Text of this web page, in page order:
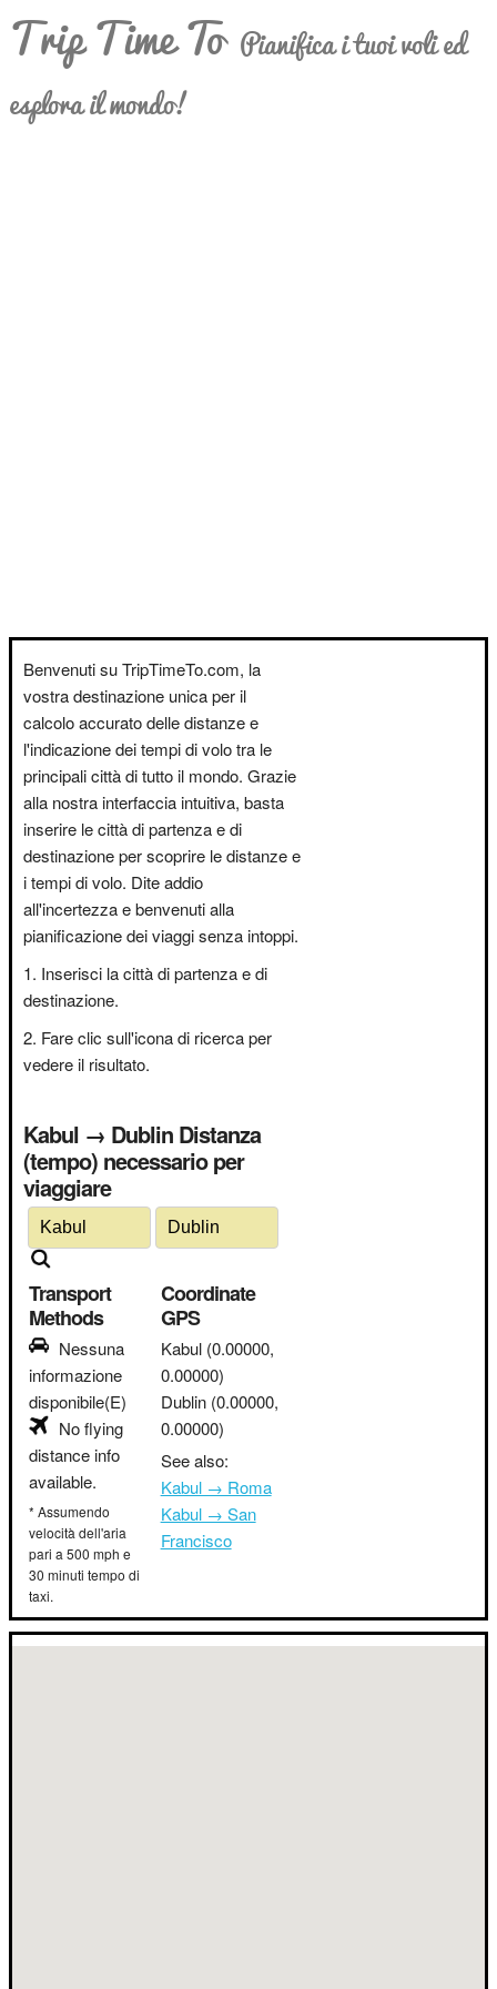
Trip Time To Pianifica i tuoi voli ed
esplora il mondo!
Benvenuti su TripTimeTo.com, la
vostra destinazione unica per il
calcolo accurato delle distanze e
l'indicazione dei tempi di volo tra le
principali città di tutto il mondo. Grazie
alla nostra interfaccia intuitiva, basta
inserire le città di partenza e di
destinazione per scoprire le distanze e
i tempi di volo. Dite addio
all'incertezza e benvenuti alla
pianificazione dei viaggi senza intoppi.
Inserisci la città di partenza e di
destinazione.
Fare clic sull'icona di ricerca per
vedere il risultato.
Kabul → Dublin Distanza
(tempo) necessario per
viaggiare
Transport
Methods
Nessuna
informazione
disponibile(E)
No flying
distance info
available.
* Assumendo
velocità dell'aria
pari a 500 mph e
30 minuti tempo di
taxi.
Coordinate
GPS
Kabul (0.00000,
0.00000)
Dublin (0.00000,
0.00000)
See also:
Kabul → Roma
Kabul → San
Francisco